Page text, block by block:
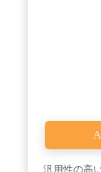
汎用性の高